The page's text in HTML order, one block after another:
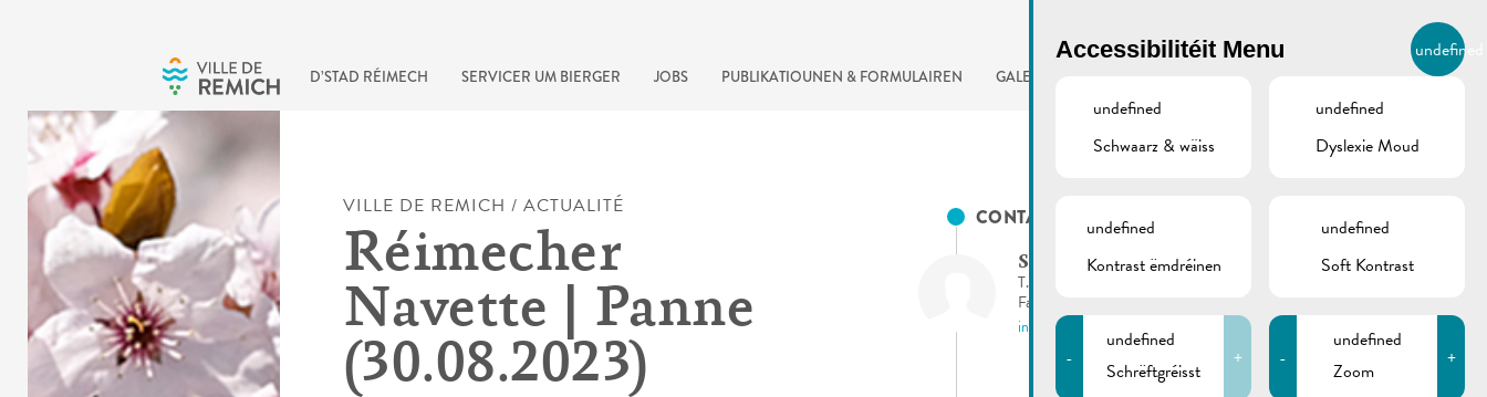
D’STAD RÉIMECH SERVICER UM BIERGER JOBS PUBLIKATIOUNEN & FORMULAIREN GALERIE LB
BIERGER.REMICH.LU
VILLE DE REMICH / ACTUALITÉ
Réimecher
Navette | Panne
(30.08.2023)
CONTACTS
Stad Réimech
T.:
Fax: (+352) 23 69 2-227
info@remich.lu
Accessibilitéit Menu undefined
undefined
Schwaarz & wäiss
undefined
Dyslexie Moud
undefined
Kontrast ëmdréinen
undefined
Soft Kontrast
-
undefined
Schrëftgréisst
+ -
undefined
Zoom
+